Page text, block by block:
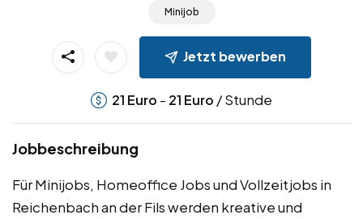
Minijob
Jetzt bewerben
21 Euro - 21 Euro / Stunde
Jobbeschreibung
Für Minijobs, Homeoffice Jobs und Vollzeitjobs in
Reichenbach an der Fils werden kreative und